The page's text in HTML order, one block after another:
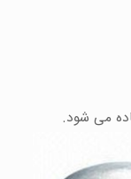
می شود.